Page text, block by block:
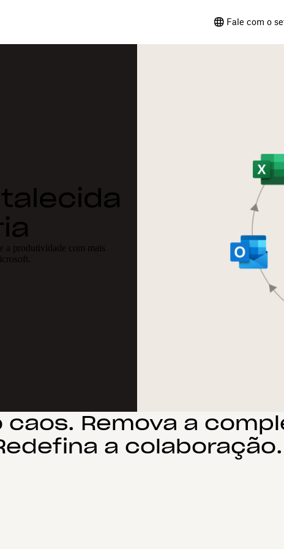
Fale com o
a produtividade com mais
caos. Remova a
a colaboração.